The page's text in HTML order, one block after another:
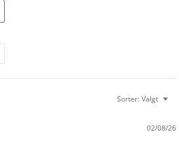
Sorter: Valgt
02/08/26